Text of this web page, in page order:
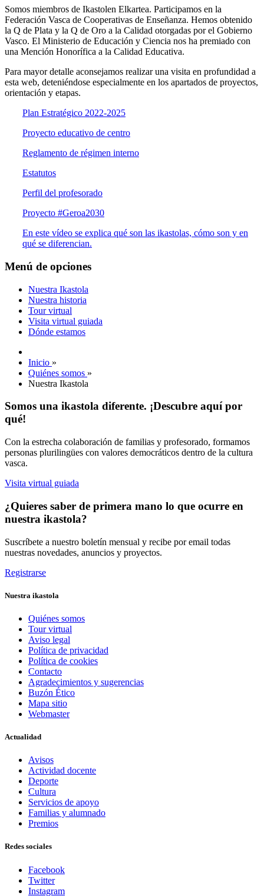
Somos miembros de Ikastolen Elkartea. Participamos en la
Federación Vasca de Cooperativas de Enseñanza. Hemos obtenido
la Q de Plata y la Q de Oro a la Calidad otorgadas por el Gobierno
Vasco. El Ministerio de Educación y Ciencia nos ha premiado con
una Mención Honorífica a la Calidad Educativa.
Para mayor detalle aconsejamos realizar una visita en profundidad a
esta web, deteniéndose especialmente en los apartados de proyectos,
orientación y etapas.
Plan Estratégico 2022-2025
Proyecto educativo de centro
Reglamento de régimen interno
Estatutos
Perfil del profesorado
Proyecto #Geroa2030
En este vídeo se explica qué son las ikastolas, cómo son y en
qué se diferencian.
Menú de opciones
Nuestra Ikastola
Nuestra historia
Tour virtual
Visita virtual guiada
Dónde estamos
Inicio »
Quiénes somos »
Nuestra Ikastola
Somos una ikastola diferente. ¡Descubre aquí por
qué!
Con la estrecha colaboración de familias y profesorado, formamos
personas plurilingües con valores democráticos dentro de la cultura
vasca.
Visita virtual guiada
¿Quieres saber de primera mano lo que ocurre en
nuestra ikastola?
Suscríbete a nuestro boletín mensual y recibe por email todas
nuestras novedades, anuncios y proyectos.
Registrarse
Nuestra ikastola
Quiénes somos
Tour virtual
Aviso legal
Política de privacidad
Política de cookies
Contacto
Agradecimientos y sugerencias
Buzón Ético
Mapa sitio
Webmaster
Actualidad
Avisos
Actividad docente
Deporte
Cultura
Servicios de apoyo
Familias y alumnado
Premios
Redes sociales
Facebook
Twitter
Instagram